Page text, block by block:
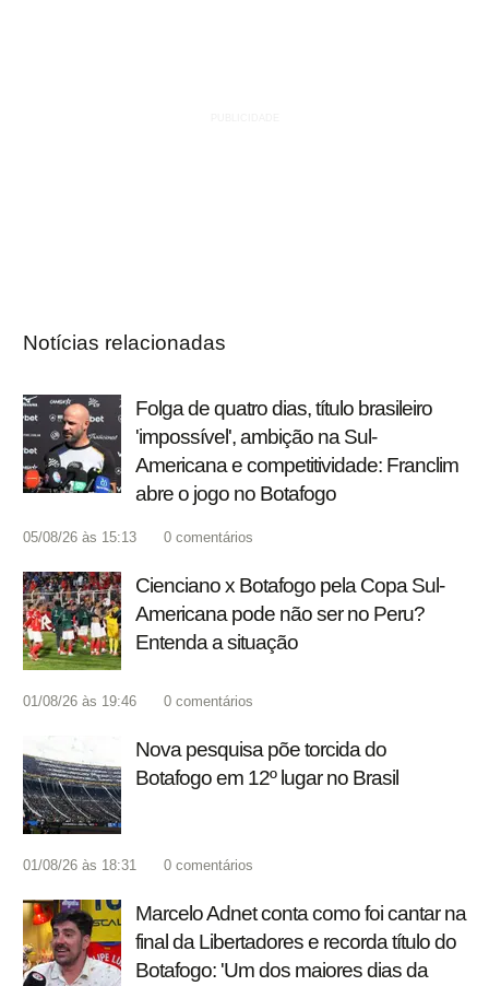
Notícias relacionadas
Folga de quatro dias, título brasileiro
'impossível', ambição na Sul-
Americana e competitividade: Franclim
abre o jogo no Botafogo
05/08/26 às 15:13 0 comentários
Cienciano x Botafogo pela Copa Sul-
Americana pode não ser no Peru?
Entenda a situação
01/08/26 às 19:46 0 comentários
Nova pesquisa põe torcida do
Botafogo em 12º lugar no Brasil
01/08/26 às 18:31 0 comentários
Marcelo Adnet conta como foi cantar na
final da Libertadores e recorda título do
Botafogo: 'Um dos maiores dias da